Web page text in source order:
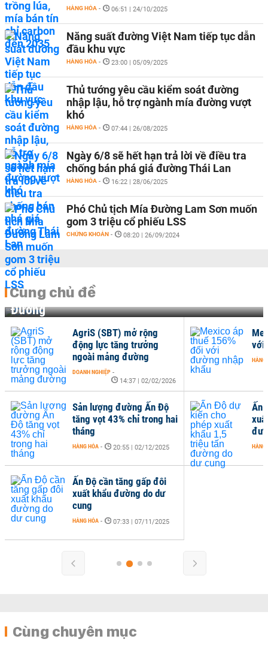
HÀNG HÓA - 06:51 | 24/10/2025
Năng suất đường Việt Nam tiếp tục dẫn
đầu khu vực
HÀNG HÓA - 23:00 | 05/09/2025
Thủ tướng yêu cầu kiểm soát đường
nhập lậu, hỗ trợ ngành mía đường vượt
khó
HÀNG HÓA - 07:44 | 26/08/2025
Ngày 6/8 sẽ hết hạn trả lời về điều tra
chống bán phá giá đường Thái Lan
HÀNG HÓA - 16:22 | 28/06/2025
Phó Chủ tịch Mía Đường Lam Sơn muốn
gom 3 triệu cổ phiếu LSS
CHỨNG KHOÁN - 08:20 | 26/09/2024
Cùng chủ đề
Đường
AgriS (SBT) mở rộng
động lực tăng trưởng
ngoài mảng đường
DOANH NGHIỆP -
14:37 | 02/02/2026
Sản lượng đường Ấn Độ
tăng vọt 43% chỉ trong hai
tháng
HÀNG HÓA - 20:55 | 02/12/2025
với
HÀNG
Ấn
HÀNG
Ấn Độ cần tăng gấp đôi
xuất khẩu đường do dư
cung
HÀNG HÓA - 07:33 | 07/11/2025
Cùng chuyên mục